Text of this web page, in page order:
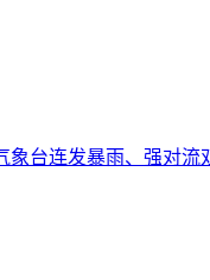
象台连发暴雨、强对流